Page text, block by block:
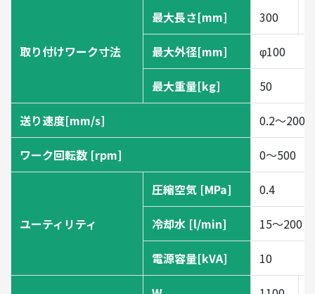
取り付けワーク寸法
最大長さ[mm] 300
最大外径[mm] φ100
最大重量[kg] 50
送り速度[mm/s] 0.2～200
ワーク回転数 [rpm] 0～500
ユーティリティ
圧縮空気 [MPa] 0.4
冷却水 [l/min] 15～200
電源容量[kVA] 10